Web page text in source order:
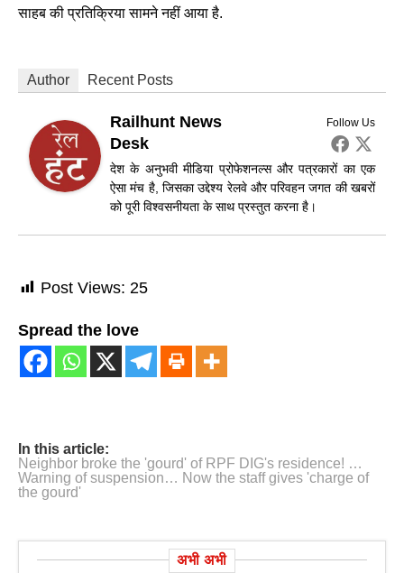
साहब की प्रतिक्रिया सामने नहीं आया है.
Author Recent Posts
Follow Us
Railhunt News
Desk
देश के अनुभवी मीडिया प्रोफेशनल्स और पत्रकारों का एक
ऐसा मंच है, जिसका उद्देश्य रेलवे और परिवहन जगत की खबरों
को पूरी विश्वसनीयता के साथ प्रस्तुत करना है।
Post Views: 25
Spread the love
In this article:
Neighbor broke the 'gourd' of RPF DIG's residence! …
Warning of suspension… Now the staff gives 'charge of
the gourd'
अभी अभी